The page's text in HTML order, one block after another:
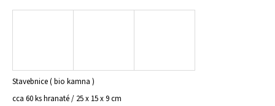
Stavebnice ( bio kamna )
cca 60 ks hranaté / 25 x 15 x 9 cm
a
?